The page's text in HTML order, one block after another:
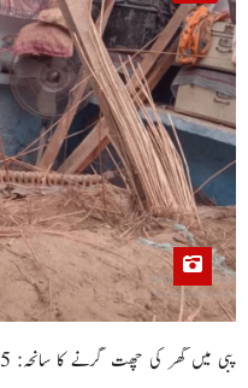
پبی میں گھر کی چھت گرنے کا سانحہ: 5 افراد جان کی بازی ہار گئے، 3 زخمی